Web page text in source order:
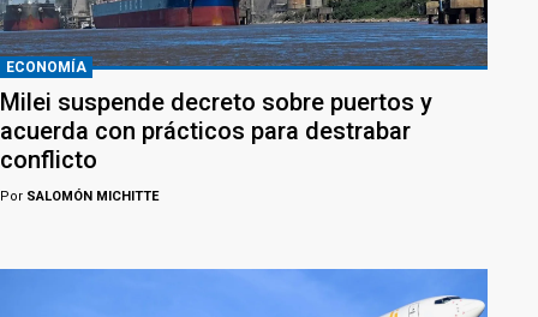
ECONOMÍA
Milei suspende decreto sobre puertos y
acuerda con prácticos para destrabar
conflicto
Por SALOMÓN MICHITTE